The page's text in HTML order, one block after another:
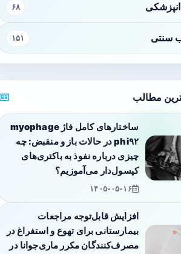
۶۸
سنتی ۱۵۱
مطالب
ساختارهای کامل فاژ myophage
phi۹۲ در حالات باز و منقبض: چه
چیزی درباره نفوذ به باکتری‌های
کپسول‌دار می‌آموزیم؟
۱۴۰۵-۰۵-۱۶
افزایش قابل‌توجه مراجعات
بیمارستانی برای تهوع و استفراغ در
مصرف‌کنندگان مکرر ماری‌جوانا در